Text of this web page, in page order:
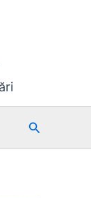
Search